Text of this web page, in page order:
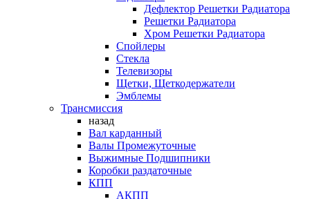
Дефлектор Решетки Радиатора
Решетки Радиатора
Хром Решетки Радиатора
Спойлеры
Стекла
Телевизоры
Щетки, Щеткодержатели
Эмблемы
Трансмиссия
назад
Вал карданный
Валы Промежуточные
Выжимные Подшипники
Коробки раздаточные
КПП
АКПП